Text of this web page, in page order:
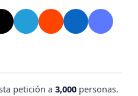
petición a 3,000 personas.